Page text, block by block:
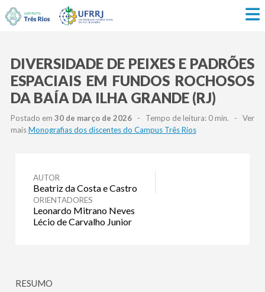
DIVERSIDADE DE PEIXES E PADRÕES
ESPACIAIS EM FUNDOS ROCHOSOS
DA BAÍA DA ILHA GRANDE (RJ)
Postado em 30 de março de 2026- Tempo de leitura: 0 min. - Ver
maisMonografias dos discentes do Campus Três Rios
AUTOR
Beatriz da Costa e Castro
ORIENTADORES
Leonardo Mitrano Neves
Lécio de Carvalho Junior
RESUMO